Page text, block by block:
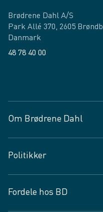
Brødrene Dahl A/S
Park Allé 370, 2605
Danmark
48 78 40 00
Om Brødrene Dahl
Vagttelefon 30 10 89 89
Spørgsmål og svar
Job og karriere
Politikker
Privatlivspolitik
Fordele hos BD